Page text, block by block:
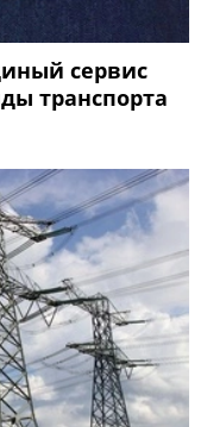
сервис
транспорта